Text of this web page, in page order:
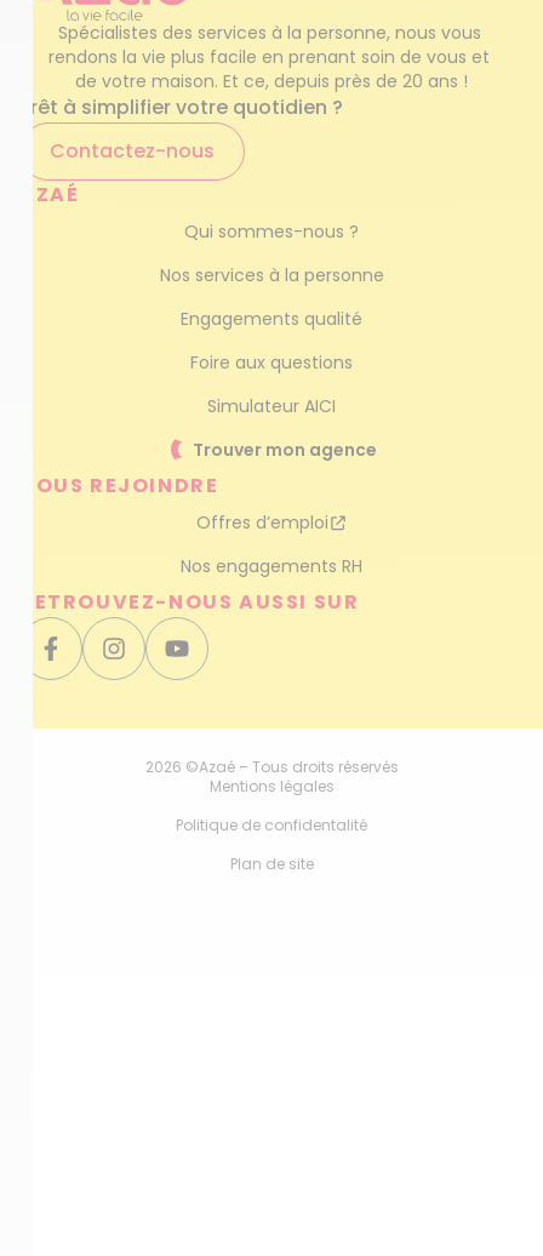
Spécialistes des services à la personne, nous vous
rendons la vie plus facile en prenant soin de vous et
de votre maison. Et ce, depuis près de 20 ans !
Prêt à simplifier votre quotidien ?
Contactez-nous
AZAÉ
Qui sommes-nous ?
Nos services à la personne
Engagements qualité
Foire aux questions
Simulateur AICI
Trouver mon agence
NOUS REJOINDRE
Offres d’emploi
Nos engagements RH
RETROUVEZ-NOUS AUSSI SUR
2026 ©Azaé – Tous droits réservés
Mentions légales
Politique de confidentalité
Plan de site